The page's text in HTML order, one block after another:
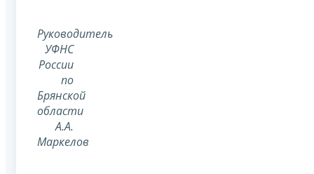
Руководитель
УФНС
России
по
Брянской
области
А.А.
Маркелов